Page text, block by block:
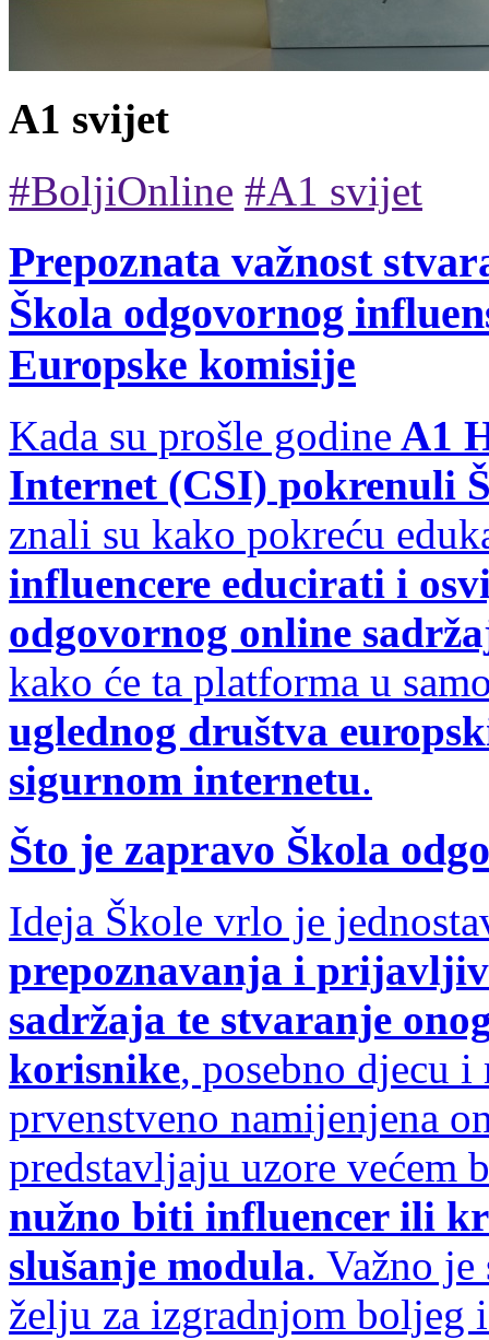
A1 svijet
#BoljiOnline #A1 svijet
Prepoznata važnost
Škola odgovornog
Europske komisije
Kada su prošle godine A1
Internet (CSI) pokrenuli
znali su kako pokreću
influencere educirati i
odgovornog online
kako će ta platforma u
uglednog društva
sigurnom internetu.
Što je zapravo Škola
Ideja Škole vrlo je
prepoznavanja i
sadržaja te stvaranje
korisnike, posebno djecu i
prvenstveno namijenjena
predstavljaju uzore
nužno biti influencer ili
slušanje modula. Važno
želju za izgradnjom boljeg